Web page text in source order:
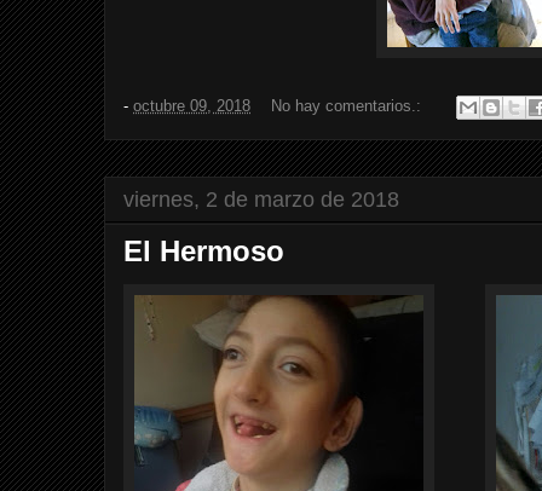
- octubre 09, 2018 No hay comentarios.:
viernes, 2 de marzo de 2018
El Hermoso